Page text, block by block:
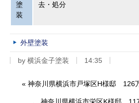
塗
装
去・処分
外壁塗装
by 横浜金子塗装 14:35
« 神奈川県横浜市戸塚区H様邸